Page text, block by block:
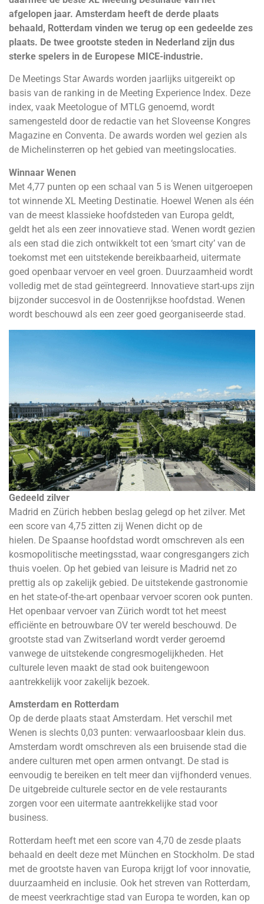
afgelopen jaar. Amsterdam heeft de derde plaats
behaald, Rotterdam vinden we terug op een gedeelde zes
plaats. De twee grootste steden in Nederland zijn dus
sterke spelers in de Europese MICE-industrie.
De Meetings Star Awards worden jaarlijks uitgereikt op
basis van de ranking in de Meeting Experience Index. Deze
index, vaak Meetologue of MTLG genoemd, wordt
samengesteld door de redactie van het Sloveense Kongres
Magazine en Conventa. De awards worden wel gezien als
de Michelinsterren op het gebied van meetingslocaties.
Winnaar Wenen
Met 4,77 punten op een schaal van 5 is Wenen uitgeroepen
tot winnende XL Meeting Destinatie. Hoewel Wenen als één
van de meest klassieke hoofdsteden van Europa geldt,
geldt het als een zeer innovatieve stad. Wenen wordt gezien
als een stad die zich ontwikkelt tot een ‘smart city’ van de
toekomst met een uitstekende bereikbaarheid, uitermate
goed openbaar vervoer en veel groen. Duurzaamheid wordt
volledig met de stad geïntegreerd. Innovatieve start-ups zijn
bijzonder succesvol in de Oostenrijkse hoofdstad. Wenen
wordt beschouwd als een zeer goed georganiseerde stad.
Gedeeld zilver
Madrid en Zürich hebben beslag gelegd op het zilver. Met
een score van 4,75 zitten zij Wenen dicht op de
hielen. De Spaanse hoofdstad wordt omschreven als een
kosmopolitische meetingsstad, waar congresgangers zich
thuis voelen. Op het gebied van leisure is Madrid net zo
prettig als op zakelijk gebied. De uitstekende gastronomie
en het state-of-the-art openbaar vervoer scoren ook punten.
Het openbaar vervoer van Zürich wordt tot het meest
efficiënte en betrouwbare OV ter wereld beschouwd. De
grootste stad van Zwitserland wordt verder geroemd
vanwege de uitstekende congresmogelijkheden. Het
culturele leven maakt de stad ook buitengewoon
aantrekkelijk voor zakelijk bezoek.
Amsterdam en Rotterdam
Op de derde plaats staat Amsterdam. Het verschil met
Wenen is slechts 0,03 punten: verwaarloosbaar klein dus.
Amsterdam wordt omschreven als een bruisende stad die
andere culturen met open armen ontvangt. De stad is
eenvoudig te bereiken en telt meer dan vijfhonderd venues.
De uitgebreide culturele sector en de vele restaurants
zorgen voor een uitermate aantrekkelijke stad voor
business.
Rotterdam heeft met een score van 4,70 de zesde plaats
behaald en deelt deze met München en Stockholm. De stad
met de grootste haven van Europa krijgt lof voor innovatie,
duurzaamheid en inclusie. Ook het streven van Rotterdam,
de meest veerkrachtige stad van Europa te worden, kan op